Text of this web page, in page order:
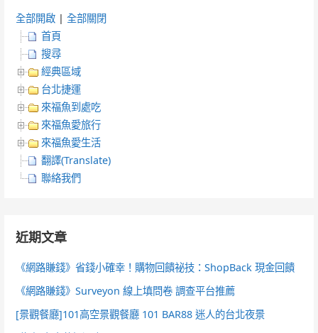
全部開啟 |全部關閉
首頁
搜尋
經典區域
台北捷運
來福魚到處吃
來福魚愛旅行
來福魚愛生活
翻譯(Translate)
聯絡我們
近期文章
《網路賺錢》省錢小確幸！購物回饋祕技：ShopBack 現金回饋
《網路賺錢》Surveyon 線上填問卷 調查平台推薦
[景觀餐廳]101高空景觀餐廳 101 BAR88 迷人的台北夜景